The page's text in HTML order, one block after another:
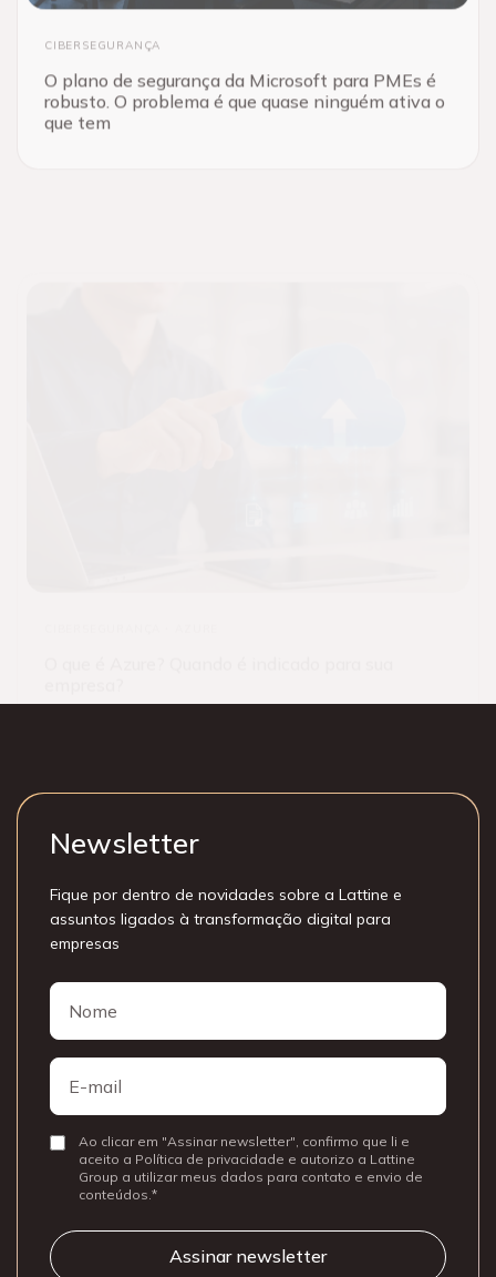
CIBERSEGURANÇA
O plano de segurança da Microsoft para PMEs é
robusto. O problema é que quase ninguém ativa o
que tem
Newsletter
Fique por dentro de novidades sobre a Lattine e
assuntos ligados à transformação digital para
empresas
Nome
E-
mail
ConsentirAo clicar em "Assinar newsletter", confirmo que li e
aceito a Política de privacidade e autorizo a Lattine
Group a utilizar meus dados para contato e envio de
conteúdos.